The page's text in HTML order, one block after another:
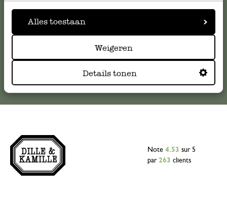
Alles toestaan
Weigeren
Details tonen
serviceclientele@dille-kamille.com
Note 4.53 sur 5
par 263 clients